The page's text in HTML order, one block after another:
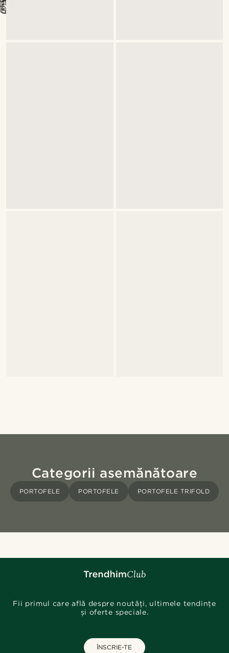
Categorii asemănătoare
PORTOFELE PORTOFELE PORTOFELE TRIFOLD
Fii primul care află despre noutăți, ultimele tendințe
și oferte speciale.
ÎNSCRIE-TE